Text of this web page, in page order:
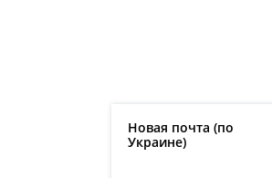
Новая почта (по
Украине)